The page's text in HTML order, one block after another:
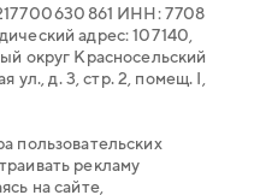
700 630 861 ИНН: 7 708
адрес: 107 140,
округ Красносельский
ул., д. 3, стр. 2, помещ. I,
пользовательских
рекламу
на сайте,